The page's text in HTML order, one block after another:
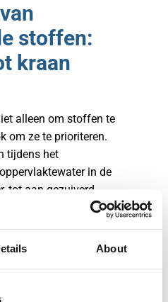
About
stoffen:
kraan
alleen om stoffen te
om ze te prioriteren.
tijdens het
in de
tot aan gezuiverd
één oogopslag welke
helpt ons prioriteren:
vragen om extra